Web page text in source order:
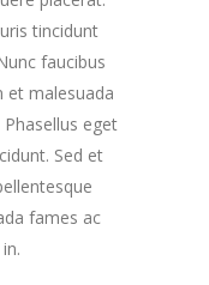
tincidunt
faucibus
et malesuada
eget
Sed et
fames ac